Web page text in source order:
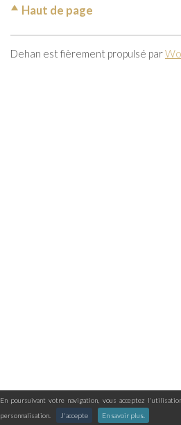
En poursuivant votre navigation, vous acceptez
personnalisation.
J'accepte En savoir plus.
Haut de page
Dehan est fièrement propulsé par